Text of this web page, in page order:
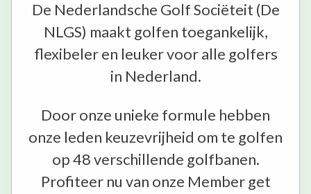
De Nederlandsche Golf Sociëteit (De
NLGS) maakt golfen toegankelijk,
flexibeler en leuker voor alle golfers
in Nederland.
Door onze unieke formule hebben
onze leden keuzevrijheid om te golfen
op 48 verschillende golfbanen.
Profiteer nu van onze Member get